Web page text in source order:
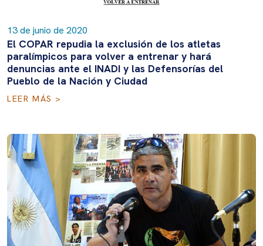
13 de junio de 2020
El COPAR repudia la exclusión de los atletas
paralímpicos para volver a entrenar y hará
denuncias ante el INADI y las Defensorías del
Pueblo de la Nación y Ciudad
LEER MÁS >